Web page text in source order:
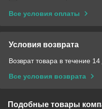
Все условия оплаты
Условия возврата
Возврат товара в течение
Все условия возврата
Подобные товары